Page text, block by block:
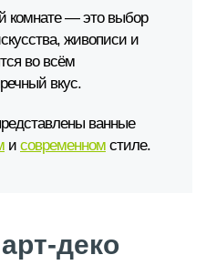
комнате — это выбор
живописи и
во всём
вкус.
ванные
и современном стиле.
деко